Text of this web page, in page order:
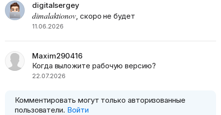
digitalsergey
dimalaktionov, скоро не будет
11.06.2026
Maxim290416
Когда выложите рабочую версию?
22.07.2026
Комментировать могут только авторизованные
пользователи. Войти